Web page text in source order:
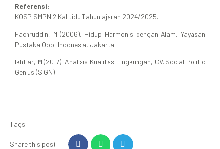
Referensi:
KOSP SMPN 2 Kalitidu Tahun ajaran 2024/2025.
Fachruddin, M (2006), Hidup Harmonis dengan Alam, Yayasan
Pustaka Obor Indonesia, Jakarta.
Ikhtiar, M (2017)_Analisis Kualitas Lingkungan, CV. Social Politic
Genius (SIGN).
Tags
Share this post: